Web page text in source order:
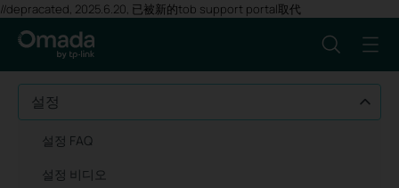
//depracated, 2025.6.20, 已被新的tob support portal取代
설정
설정 FAQ
설정 비디오